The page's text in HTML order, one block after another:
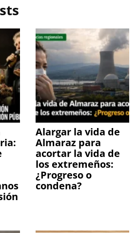
Alargar la vida de
Almaraz para
acortar la vida de
los extremeños:
¿Progreso o
condena?